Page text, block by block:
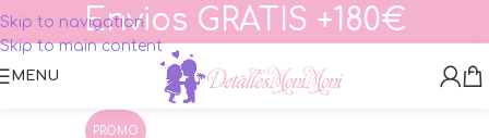
Skip to navigation
Skip to main content
Envios GRATIS +180€
MENU
PROMO